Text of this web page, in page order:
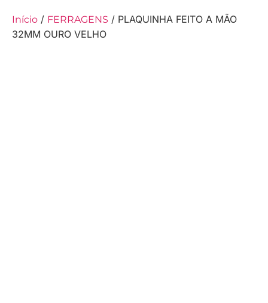
Início / FERRAGENS / PLAQUINHA FEITO A MÃO
32MM OURO VELHO